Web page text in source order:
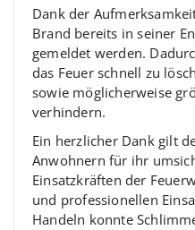
Dank der
Brand bereits in seiner
gemeldet werden.
das Feuer schnell zu
sowie möglicherweise
verhindern.
Ein herzlicher Dank gilt
Anwohnern für ihr
Einsatzkräften der
und professionellen
Handeln konnte